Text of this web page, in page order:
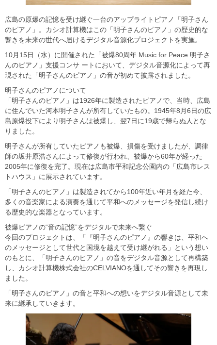
広島の原爆の記憶を受け継ぐ一台のアップライトピアノ「明子さん
のピアノ」。カシオ計算機はこの「明子さんのピアノ」の歴史的な
響きを未来の世代へ届けるデジタル音源化プロジェクトを実施。
10月15日（水）に開催された「被爆80周年 Music for Peace 明子さ
んのピアノ」支援コンサ ートにおいて、デジタル音源化によって再
現された「明子さんのピアノ」の音が初めて披露されました。
明子さんのピアノについて
「明子さんのピアノ」は1926年に製造されたピアノで、当時、広島
に住んでいた河本明子さんが所有していたもの。1945年8月6日の広
島原爆投下により明子さんは被爆し、翌7日に19歳で帰らぬ人とな
りました。
明子さんが所有していたピアノも被爆、損傷を受けましたが、調律
師の坂井原浩さんによって修復が行われ、被爆から60年が経った
2005年に修復を完了。現在は広島市平和記念公園内の「広島市レス
トハウス」に展示されています。
「明子さんのピアノ」は製造されてから100年近い年月を経た今、
多くの音楽家による演奏を通じて平和へのメッセージを発信し続け
る歴史的な楽器となっています。
被爆ピアノの“音の記憶”をデジタルで未来へ繋ぐ
今回のプロジェクトは、「『明子さんのピアノ』の響きは、平和へ
のメッセージとして世代と国境を越えて受け継がれる」という想い
のもとに、「明子さんのピアノ」の音をデジタル音源として再構築
し、カシオ計算機株式会社のCELVIANOを通してその響きを再現し
ました。
「明子さんのピアノ」の音と平和への想いをデジタル音源として未
来に継承していきます。